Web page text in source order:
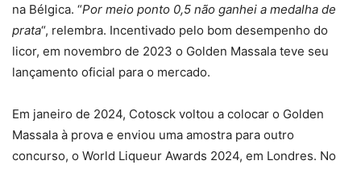
na Bélgica. “Por meio ponto 0,5 não ganhei a medalha de
prata“, relembra. Incentivado pelo bom desempenho do
licor, em novembro de 2023 o Golden Massala teve seu
lançamento oficial para o mercado.
Em janeiro de 2024, Cotosck voltou a colocar o Golden
Massala à prova e enviou uma amostra para outro
concurso, o World Liqueur Awards 2024, em Londres. No